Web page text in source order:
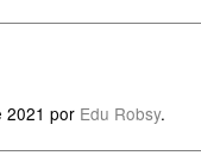
2021 por Edu Robsy.